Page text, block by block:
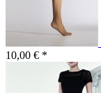
10,00 € *